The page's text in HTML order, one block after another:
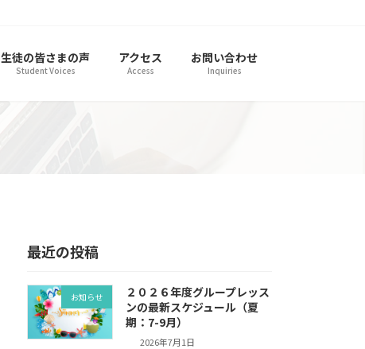
生徒の皆さまの声
Student Voices
アクセス
Access
お問い合わせ
Inquiries
最近の投稿
お知らせ
２０２６年度グループレッス
ンの最新スケジュール（夏
期：7-9月）
2026年7月1日